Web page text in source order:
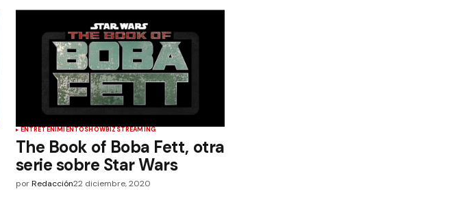
ENTRETENIMIENTOSHOWBIZ STREAMING
The Book of Boba Fett, otra
serie sobre Star Wars
por Redacción22 diciembre, 2020